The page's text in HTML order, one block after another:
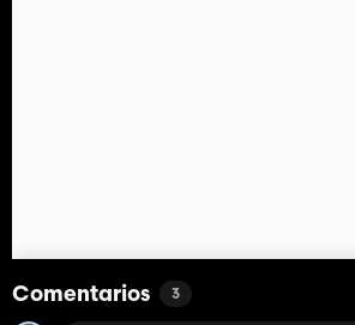
Comentarios 3